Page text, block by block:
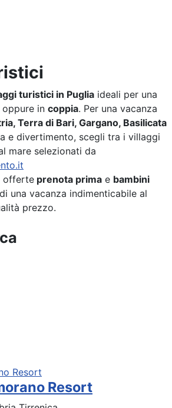
turistici in Puglia ideali per una
oppure in coppia. Per una vacanza
Terra di Bari, Gargano, Basilicata
e divertimento, scegli tra i villaggi
mare selezionati da
offerte prenota prima e bambini
una vacanza indimenticabile al
prezzo.
Resort